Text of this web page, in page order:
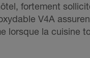
fortement
V4A
lorsque la cuisine